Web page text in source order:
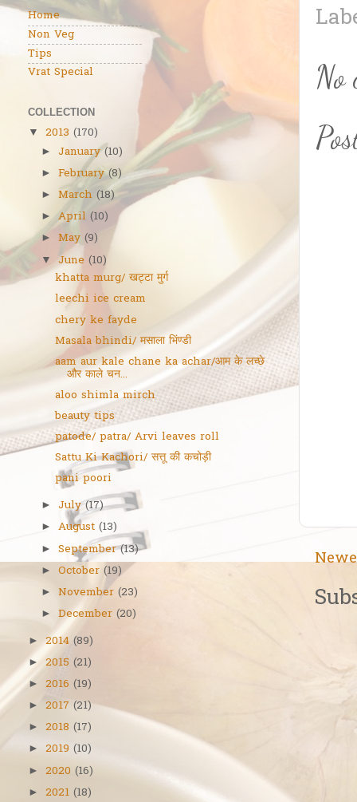
No
Home
Non Veg
Tips
Vrat Special
COLLECTION
▼
2013 (170)
►January (10)
►February (8)
►March (18)
►April (10)
►May (9)
▼ June (10)
khatta murg/ खट्टा मुर्ग
leechi ice cream
chery ke fayde
Masala bhindi/ मसाला भिंण्डी
aam aur kale chane ka achar/आम के लच्छे
और काले चन...
aloo shimla mirch
beauty tips
patode/ patra/ Arvi leaves roll
Sattu Ki Kachori/ सत्तू की कचोड़ी
pani poori
►July (17)
►August (13)
►September (13)
►October (19)
►November (23)
►December (20)
► 2014 (89)
► 2015 (21)
► 2016 (19)
► 2017 (21)
► 2018 (17)
► 2019 (10)
► 2020 (16)
► 2021 (18)